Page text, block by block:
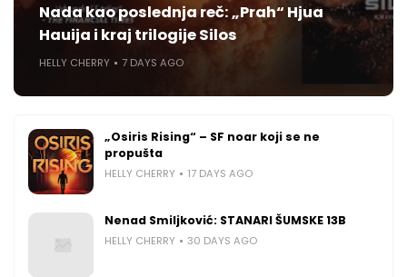
Nada kao poslednja reč: „Prah“ Hjua
Hauija i kraj trilogije Silos
HELLY CHERRY 7 DAYS AGO
„Osiris Rising“ – SF noar koji se ne
propušta
HELLY CHERRY 17 DAYS AGO
Nenad Smiljković: STANARI ŠUMSKE 13B
HELLY CHERRY 30 DAYS AGO